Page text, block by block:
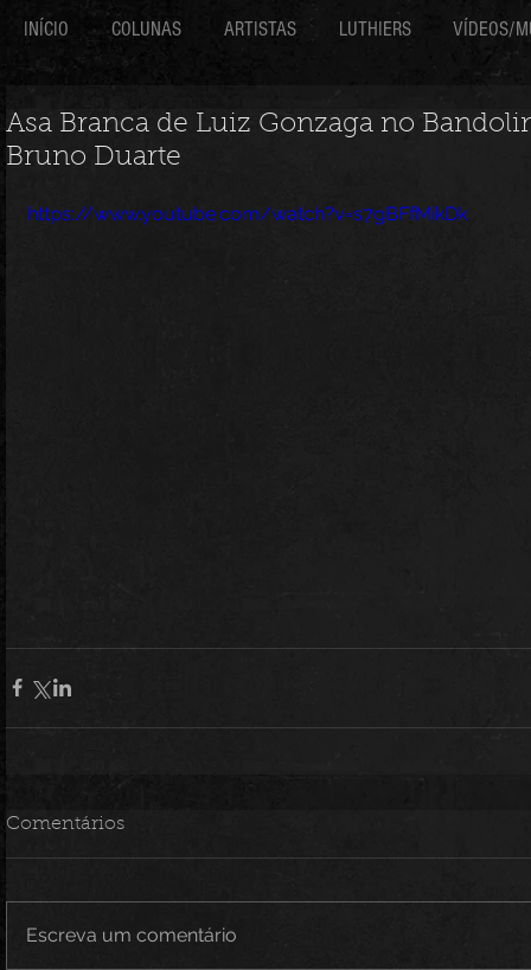
INÍCIO COLUNAS ARTISTAS LUTHIERS VÍDEOS/
Asa Branca de Luiz Gonzaga no
Bruno Duarte
https://www.youtube.com/watch?v=s7gBFfMikDk
Comentários
Escreva um comentário